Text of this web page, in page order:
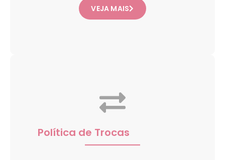
VEJA MAIS
Política de Trocas